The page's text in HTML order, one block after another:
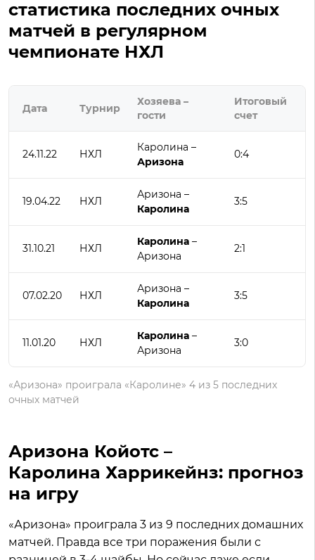
статистика последних очных
матчей в регулярном
чемпионате НХЛ
Дата Турнир
Хозяева –
гости
Итоговый
счет
24.11.22 НХЛ
Каролина –
Аризона
0:4
19.04.22 НХЛ
Аризона –
Каролина
3:5
31.10.21 НХЛ
Каролина –
Аризона
2:1
07.02.20 НХЛ
Аризона –
Каролина
3:5
11.01.20 НХЛ
Каролина –
Аризона
3:0
«Аризона» проиграла «Каролине» 4 из 5 последних
очных матчей
Аризона Койотс –
Каролина Харрикейнз: прогноз
на игру
«Аризона» проиграла 3 из 9 последних домашних
матчей. Правда все три поражения были с